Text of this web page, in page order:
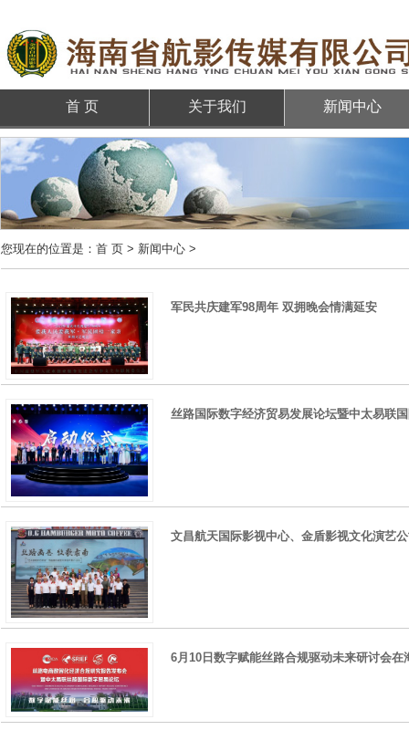
首 页 关于我们 新闻中心
您现在的位置是： 首 页 > 新闻中心 >
军民共庆建军98周年 双拥晚会情满延安
丝路国际数字经济贸易发展论坛暨中太易联
文昌航天国际影视中心、金盾影视文化演艺
6月10日数字赋能丝路合规驱动未来研讨会